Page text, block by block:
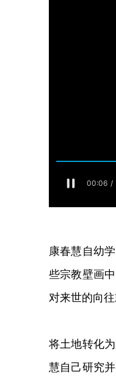
康春慧自幼
些宗教壁画
对来世的向往
将土地转化
慧自己研究